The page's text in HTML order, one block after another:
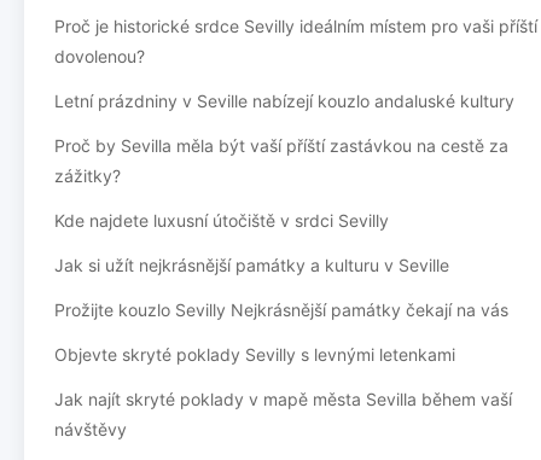
Proč je historické srdce Sevilly ideálním místem pro vaši příští
dovolenou?
Letní prázdniny v Seville nabízejí kouzlo andaluské kultury
Proč by Sevilla měla být vaší příští zastávkou na cestě za
zážitky?
Kde najdete luxusní útočiště v srdci Sevilly
Jak si užít nejkrásnější památky a kulturu v Seville
Prožijte kouzlo Sevilly Nejkrásnější památky čekají na vás
Objevte skryté poklady Sevilly s levnými letenkami
Jak najít skryté poklady v mapě města Sevilla během vaší
návštěvy